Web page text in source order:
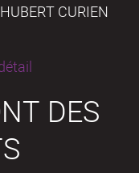
CURIEN
DES